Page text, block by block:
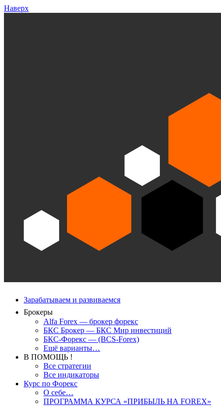
Наверх
Зарабатываем и развиваемся
Брокеры
Alfa Forex — брокер форекс
БКС Брокер — БКС Мир инвестиций
БКС-Форекс — (BCS-Forex)
Ещё варианты…
В ПОМОЩЬ !
Все стратегии
Все индикаторы
Курс по Форекс
О себе…
ПРОГРАММА КУРСА «ПРИБЫЛЬ НА FOREX»